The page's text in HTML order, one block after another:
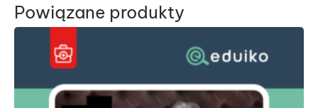
Powiązane produkty